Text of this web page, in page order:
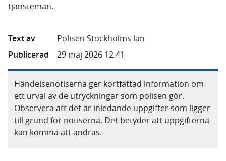
tjänsteman.
Text av
Polisen Stockholms län
Publicerad
29 maj 2026 12.41
Händelsenotiserna ger kortfattad information om
ett urval av de utryckningar som polisen gör.
Observera att det är inledande uppgifter som ligger
till grund för notiserna. Det betyder att uppgifterna
kan komma att ändras.